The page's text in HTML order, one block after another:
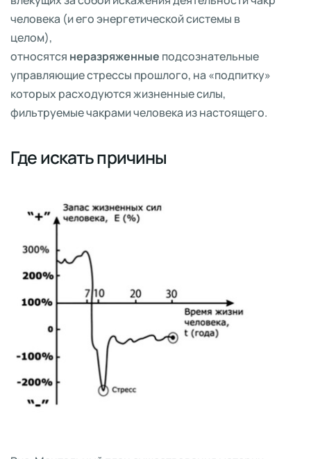
человека (и его энергетической системы в
целом),
относятся неразряженные подсознательные
управляющие стрессы прошлого, на «подпитку»
которых расходуются жизненные силы,
фильтруемые чакрами человека из настоящего.
Где искать причины